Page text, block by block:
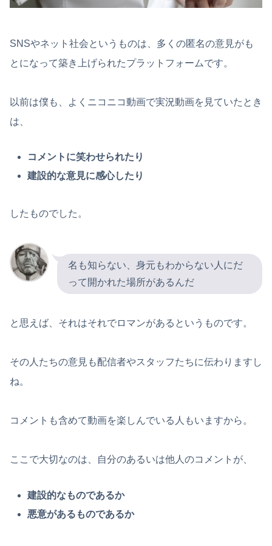
SNSやネット社会というものは、多くの匿名の意見がも
とになって築き上げられたプラットフォームです。
以前は僕も、よくニコニコ動画で実況動画を見ていたとき
は、
コメントに笑わせられたり
建設的な意見に感心したり
したものでした。
名も知らない、身元もわからない人にだ
って開かれた場所があるんだ
と思えば、それはそれでロマンがあるというものです。
その人たちの意見も配信者やスタッフたちに伝わりますし
ね。
コメントも含めて動画を楽しんでいる人もいますから。
ここで大切なのは、自分のあるいは他人のコメントが、
建設的なものであるか
悪意があるものであるか